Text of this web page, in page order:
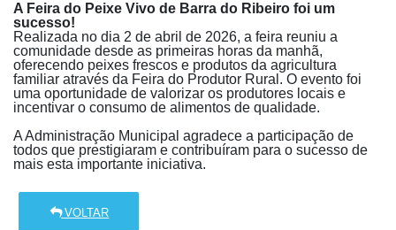
A Feira do Peixe Vivo de Barra do Ribeiro foi um
sucesso!
Realizada no dia 2 de abril de 2026, a feira reuniu a
comunidade desde as primeiras horas da manhã,
oferecendo peixes frescos e produtos da agricultura
familiar através da Feira do Produtor Rural. O evento foi
uma oportunidade de valorizar os produtores locais e
incentivar o consumo de alimentos de qualidade.
A Administração Municipal agradece a participação de
todos que prestigiaram e contribuíram para o sucesso de
mais esta importante iniciativa.
VOLTAR